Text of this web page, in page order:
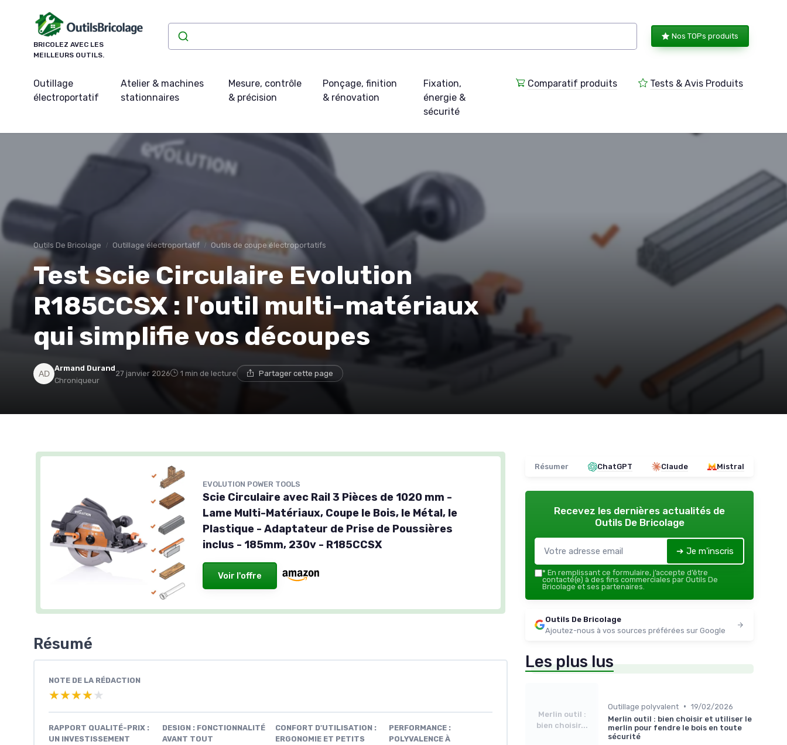
BRICOLEZ AVEC LES
MEILLEURS OUTILS.
Nos TOPs produits
Outillage
électroportatif
Atelier & machines
stationnaires
Mesure, contrôle
& précision
Ponçage, finition
& rénovation
Fixation,
énergie &
sécurité
Comparatif produits Tests & Avis Produits
Outils De Bricolage Outillage électroportatif Outils de coupe électroportatifs
Test Scie Circulaire Evolution
R185CCSX : l'outil multi-matériaux
qui simplifie vos découpes
Armand Durand
Chroniqueur
27 janvier 2026 1 min de lecture Partager cette page
EVOLUTION POWER TOOLS
Scie Circulaire avec Rail 3 Pièces de 1020 mm -
Lame Multi-Matériaux, Coupe le Bois, le Métal, le
Plastique - Adaptateur de Prise de Poussières
inclus - 185mm, 230v - R185CCSX
Voir l'offre
Résumé
NOTE DE LA RÉDACTION
★★★★★
★★★★★
RAPPORT QUALITÉ-PRIX :
UN INVESTISSEMENT
DESIGN : FONCTIONNALITÉ
AVANT TOUT
CONFORT D'UTILISATION :
ERGONOMIE ET PETITS
PERFORMANCE :
POLYVALENCE À
Résumer ChatGPT Claude Mistral
Recevez les dernières actualités de
Outils De Bricolage
➔ Je m'inscris
* En remplissant ce formulaire, j’accepte d’être
contacté(e) à des fins commerciales par Outils De
Bricolage et ses partenaires.
Outils De Bricolage
Ajoutez-nous à vos sources préférées sur Google
Les plus lus
Merlin outil :
bien choisir...
Outillage polyvalent • 19/02/2026
Merlin outil : bien choisir et utiliser le
merlin pour fendre le bois en toute
sécurité